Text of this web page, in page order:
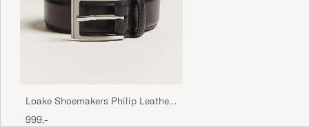
Loake Shoemakers Philip Leather
Belt Black
999,-